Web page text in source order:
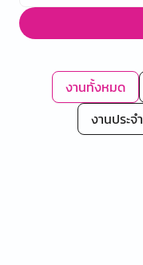
งานทั้งหมด
งานประจำ